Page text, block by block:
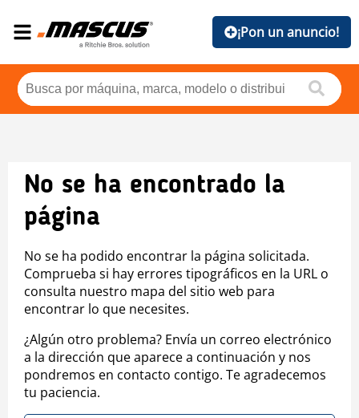
¡Pon un anuncio!
No se ha encontrado la
página
No se ha podido encontrar la página solicitada.
Comprueba si hay errores tipográficos en la URL o
consulta nuestro mapa del sitio web para
encontrar lo que necesites.
¿Algún otro problema? Envía un correo electrónico
a la dirección que aparece a continuación y nos
pondremos en contacto contigo. Te agradecemos
tu paciencia.